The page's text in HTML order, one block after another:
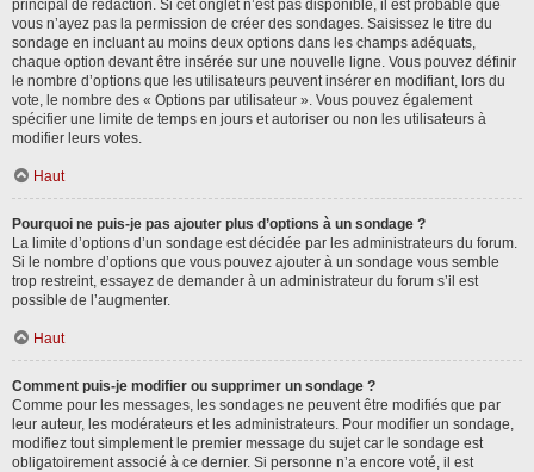
principal de rédaction. Si cet onglet n’est pas disponible, il est probable que
vous n’ayez pas la permission de créer des sondages. Saisissez le titre du
sondage en incluant au moins deux options dans les champs adéquats,
chaque option devant être insérée sur une nouvelle ligne. Vous pouvez définir
le nombre d’options que les utilisateurs peuvent insérer en modifiant, lors du
vote, le nombre des « Options par utilisateur ». Vous pouvez également
spécifier une limite de temps en jours et autoriser ou non les utilisateurs à
modifier leurs votes.
Haut
Pourquoi ne puis-je pas ajouter plus d’options à un sondage ?
La limite d’options d’un sondage est décidée par les administrateurs du forum.
Si le nombre d’options que vous pouvez ajouter à un sondage vous semble
trop restreint, essayez de demander à un administrateur du forum s’il est
possible de l’augmenter.
Haut
Comment puis-je modifier ou supprimer un sondage ?
Comme pour les messages, les sondages ne peuvent être modifiés que par
leur auteur, les modérateurs et les administrateurs. Pour modifier un sondage,
modifiez tout simplement le premier message du sujet car le sondage est
obligatoirement associé à ce dernier. Si personne n’a encore voté, il est